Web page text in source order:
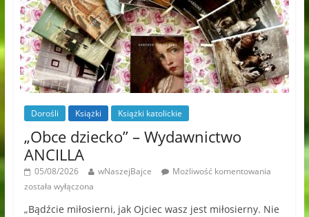
Dorośli Książki Książki katolickie
„Obce dziecko” – Wydawnictwo
ANCILLA
05/08/2026 wNaszejBajce
Możliwość komentowania
została wyłączona
„Bądźcie miłosierni, jak Ojciec wasz jest miłosierny. Nie